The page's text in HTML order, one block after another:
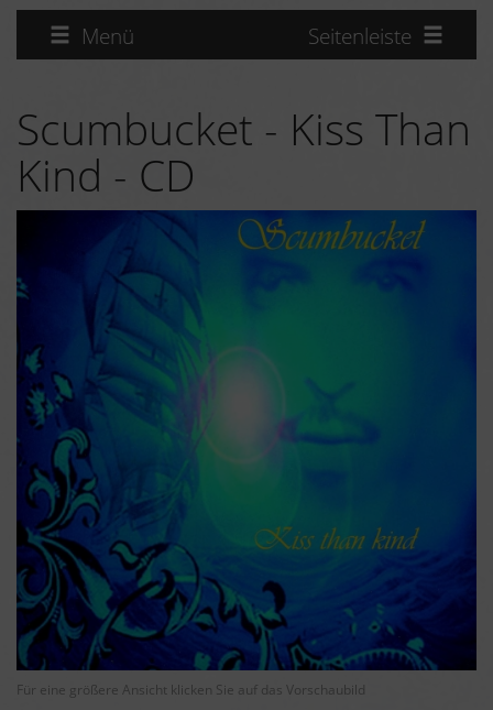
Menü Seitenleiste
Scumbucket - Kiss Than
Kind - CD
Für eine größere Ansicht klicken Sie auf das Vorschaubild